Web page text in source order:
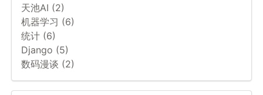
天池AI (2)
机器学习 (6)
统计 (6)
Django (5)
数码漫谈 (2)